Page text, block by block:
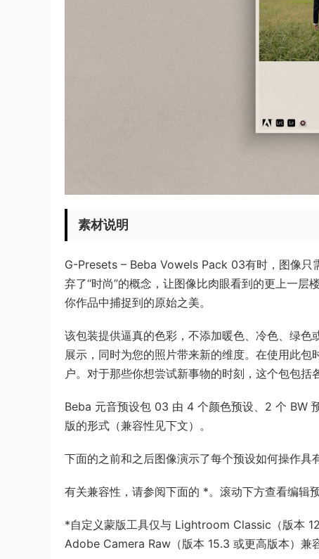
素材说明
G-Presets – Beba Vowels Pack 03有时，图像
弃了“时尚”的概念，让图像比肉眼看到的更上一
你作品中捕捉到的原始之美。
该包装提供逼真的色彩，不添加暖色、冷色、绿
展示，同时为您的照片带来新的维度。在使用此
户。对于那些你想尝试新事物的时刻，这个包包括
Beba 元音预设包 03 由 4 个颜色预设、2 个 BW
版的形式（兼容性见下文）。
下面的之前和之后图像演示了每个预设如何操作具
有关兼容性，请参阅下面的 *。滚动下方查看编辑
*自定义蒙版工具仅与 Lightroom Classic（版本
Adobe Camera Raw（版本 15.3 或更高版本）兼容